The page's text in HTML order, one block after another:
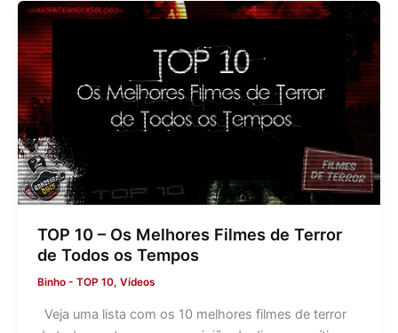
TOP 10 – Os Melhores Filmes de Terror
de Todos os Tempos
Binho - TOP 10, Vídeos
Veja uma lista com os 10 melhores filmes de terror